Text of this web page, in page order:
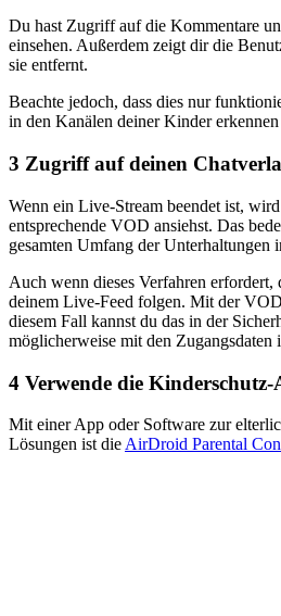
Du hast Zugriff auf die Kommentare
einsehen. Außerdem zeigt dir die
sie entfernt.
Beachte jedoch, dass dies nur
in den Kanälen deiner Kinder
3 Zugriff auf deinen
Wenn ein Live-Stream beendet ist,
entsprechende VOD ansiehst. Das
gesamten Umfang der Unterhaltungen
Auch wenn dieses Verfahren
deinem Live-Feed folgen. Mit der
diesem Fall kannst du das in der
möglicherweise mit den
4 Verwende die
Mit einer App oder Software zur
Lösungen ist die AirDroid Parental